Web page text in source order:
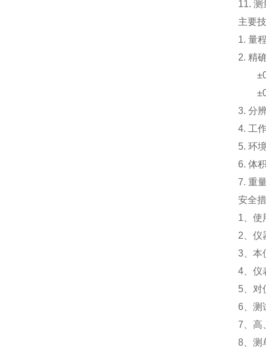
11. 测
主要
1. 量
2. 精
3. 分
4. 工
5. 环
6. 体
7. 重
安全
1、使
2、仪
3、本
4、仪
5、对
6、测
7、高
8、测